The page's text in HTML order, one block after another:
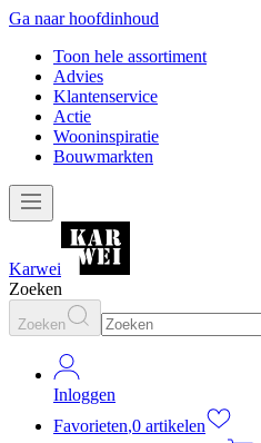
Ga naar hoofdinhoud
Toon hele assortiment
Advies
Klantenservice
Actie
Wooninspiratie
Bouwmarkten
Karwei
Zoeken
Zoeken
Inloggen
Favorieten,0 artikelen